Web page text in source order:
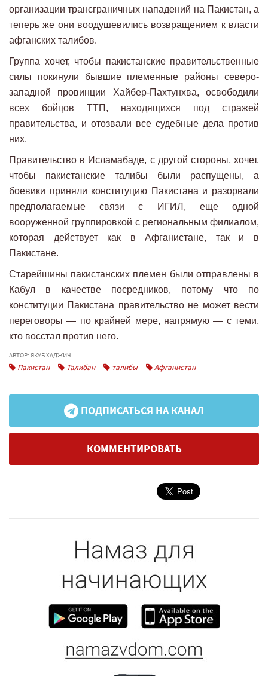
организации трансграничных нападений на Пакистан, а
теперь же они воодушевились возвращением к власти
афганских талибов.
Группа хочет, чтобы пакистанские правительственные
силы покинули бывшие племенные районы северо-
западной провинции Хайбер-Пахтунхва, освободили
всех бойцов ТТП, находящихся под стражей
правительства, и отозвали все судебные дела против
них.
Правительство в Исламабаде, с другой стороны, хочет,
чтобы пакистанские талибы были распущены, а
боевики приняли конституцию Пакистана и разорвали
предполагаемые связи с ИГИЛ, еще одной
вооруженной группировкой с региональным филиалом,
которая действует как в Афганистане, так и в
Пакистане.
Старейшины пакистанских племен были отправлены в
Кабул в качестве посредников, потому что по
конституции Пакистана правительство не может вести
переговоры — по крайней мере, напрямую — с теми,
кто восстал против него.
АВТОР: ЯКУБ ХАДЖИЧ
Пакистан Талибан талибы Афганистан
ПОДПИСАТЬСЯ НА КАНАЛ
КОММЕНТИРОВАТЬ